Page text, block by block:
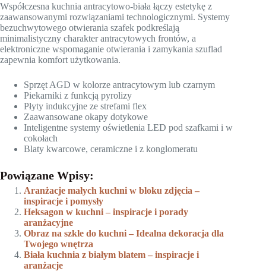
Współczesna kuchnia antracytowo-biała łączy estetykę z
zaawansowanymi rozwiązaniami technologicznymi. Systemy
bezuchwytowego otwierania szafek podkreślają
minimalistyczny charakter antracytowych frontów, a
elektroniczne wspomaganie otwierania i zamykania szuflad
zapewnia komfort użytkowania.
Sprzęt AGD w kolorze antracytowym lub czarnym
Piekarniki z funkcją pyrolizy
Płyty indukcyjne ze strefami flex
Zaawansowane okapy dotykowe
Inteligentne systemy oświetlenia LED pod szafkami i w
cokołach
Blaty kwarcowe, ceramiczne i z konglomeratu
Powiązane Wpisy:
Aranżacje małych kuchni w bloku zdjęcia –
inspiracje i pomysły
Heksagon w kuchni – inspiracje i porady
aranżacyjne
Obraz na szkle do kuchni – Idealna dekoracja dla
Twojego wnętrza
Biała kuchnia z białym blatem – inspiracje i
aranżacje